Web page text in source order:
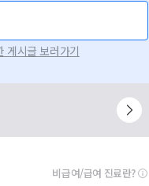
게시글 보러가기
비급여/급여 진료란?